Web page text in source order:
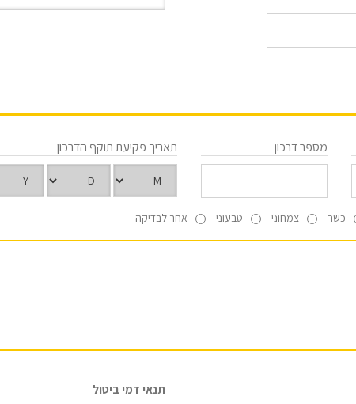
מספר דרכון תאריך פקיעת תוקף הדרכון
כשר צמחוני טבעוני אחר לבדיקה
תנאי דמי ביטול